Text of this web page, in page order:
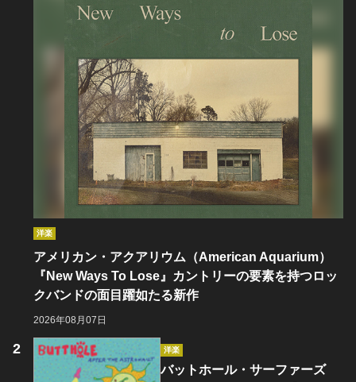
洋楽
アメリカン・アクアリウム（American Aquarium）
『New Ways To Lose』カントリーの要素を持つロッ
クバンドの面目躍如たる新作
2026年08月07日
洋楽
バットホール・サーファーズ